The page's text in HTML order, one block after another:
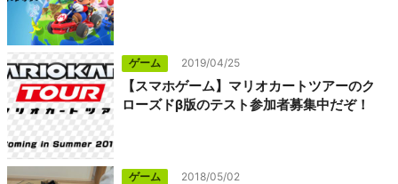
ゲーム 2019/04/25
【スマホゲーム】マリオカートツアーのク
ローズドβ版のテスト参加者募集中だぞ！
ゲーム 2018/05/02